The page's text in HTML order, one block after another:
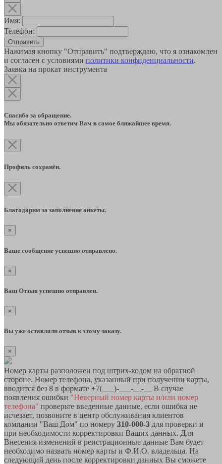
Имя:
Телефон:
Отправить
Нажимая кнопку "Отправить" подтверждаю, что я ознакомлен
и согласен с условиями политики конфиденциальности.
Заявка на прокат инструмента
Спасибо за обращение.
Мы обязательно ответим Вам в самое ближайшее время.
Профиль сохранён.
Благодарим за заполнение анкеты.
×
Ваше сообщение успешно отправлено.
×
Ваш Отзыв успешно отправлен.
×
Вы уже оставляли отзыв к этому заказу.
×
Номер карты разположен под штрих-кодом на обратной
стороне. Номер телефона, указанный при получении карты,
вводится без 8 в формате +7(___)-___-__-__ В случае
появления ошибки "Неверный номер карты и/или номер
телефона" проверьте введенные данные, если ошибка не
исчезает, позвоните в центр обслуживания клиентов
компании "Ваш Дом" по номеру 310-000-3 для проверки и
при необходимости корректировки Ваших данных. Для
Внесения изменений в реистрационные данные Вам будет
необходимо назвать номер карты и Ф.И.О. владельца. На
следующий день после корректировки данных Вы сможете